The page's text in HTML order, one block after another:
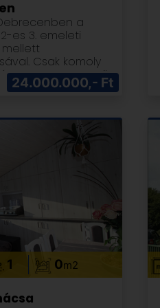
a
es 3. emeleti
Csak komoly
ezen az email
24.000.000,- Ft
1 0m2